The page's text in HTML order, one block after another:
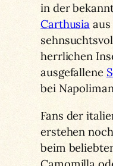
in der
Carthusia
herrlichen
ausgefallene
bei
Fans der
erstehen
beim